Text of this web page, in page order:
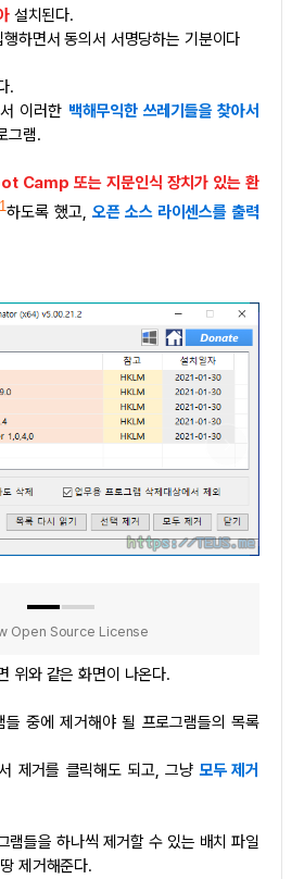
설치된다.
하면서 동의서 서명당하는 기분이다
.
이러한 백해무익한 쓰레기들을 찾아서
그램.
Camp 또는 지문인식 장치가 있는 환
1하도록 했고, 오픈 소스 라이센스를 출력
Open Source License
면 위와 같은 화면이 나온다.
들 중에 제거해야 될 프로그램들의 목록
제거를 클릭해도 되고, 그냥모두 제거
램들을 하나씩 제거할 수 있는 배치 파일
제거해준다.